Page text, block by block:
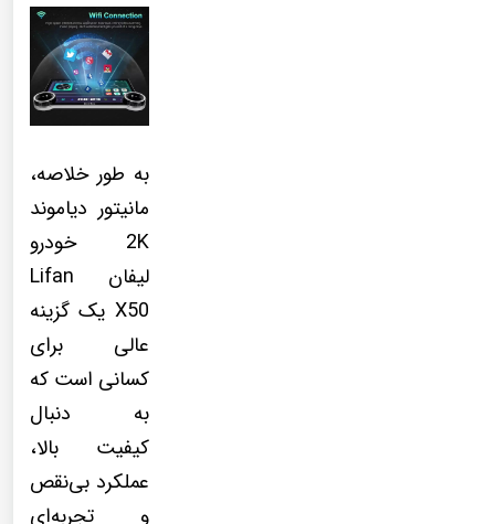
به طور خلاصه،
مانیتور دیاموند
2K خودرو
لیفان Lifan
X50 یک گزینه
عالی برای
کسانی است که
به دنبال
کیفیت بالا،
عملکرد بی‌نقص
و تجربه‌ای